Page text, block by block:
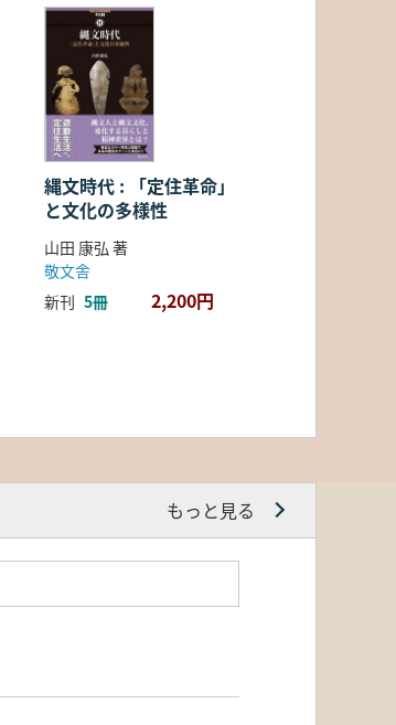
縄文時代 : 「定住革命」
と文化の多様性
山田 康弘 著
敬文舎
新刊 5冊 2,200円
もっと見る